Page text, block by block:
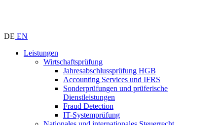
DE EN
Leistungen
Wirtschaftsprüfung
Jahresabschlussprüfung HGB
Accounting Services und IFRS
Sonderprüfungen und prüferische
Dienstleistungen
Fraud Detection
IT-Systemprüfung